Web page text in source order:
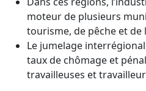
moteur de plusieurs
tourisme, de pêche et de
Le jumelage
taux de chômage et
travailleuses et